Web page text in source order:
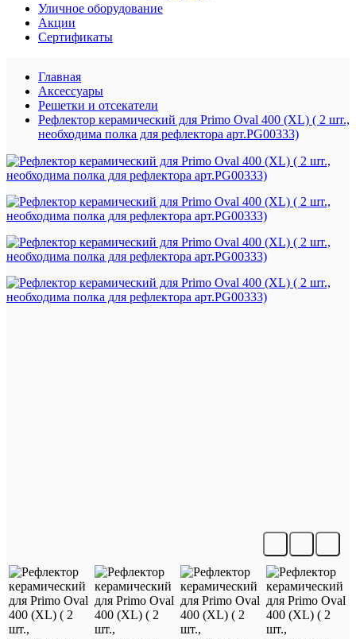
Уличное оборудование
Акции
Сертификаты
Главная
Аксессуары
Решетки и отсекатели
Рефлектор керамический для Primo Oval 400 (XL) ( 2 шт.,
необходима полка для рефлектора арт.PG00333)